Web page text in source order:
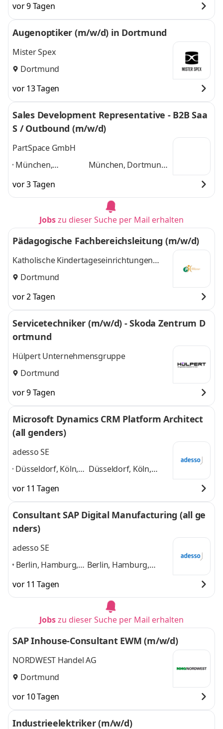
vor 9 Tagen
Augenoptiker (m/w/d) in Dortmund
Mister Spex
Dortmund
vor 13 Tagen
Sales Development Representative - B2B Saa
S / Outbound (m/w/d)
PartSpace GmbH
München,
Duisburg,
Düsseldorf, Köln,
Stuttgart,
Pforzheim,
Karlsruhe
München, Dortmund,
Tübingen, Stuttgart,
Pforzheim, Karlsruhe
und 8 weitere
vor 3 Tagen
Jobszu dieser Suche per Mail erhalten
Pädagogische Fachbereichsleitung (m/w/d)
Katholische Kindertageseinrichtungen
Ruhr-Mark gem. GmbH Hagen
Dortmund
vor 2 Tagen
Servicetechniker (m/w/d) - Skoda Zentrum D
ortmund
Hülpert Unternehmensgruppe
Dortmund
vor 9 Tagen
Microsoft Dynamics CRM Platform Architect
(all genders)
adesso SE
Düsseldorf, Köln,
Hamburg, Berlin
München,
Frankfurt,
Stuttgart, Leipzig,
Düsseldorf, Köln,
München, Frankfurt,
Stuttgart, Leipzig,
vor 11 Tagen
Consultant SAP Digital Manufacturing (all ge
nders)
adesso SE
Berlin, Hamburg,
Frankfurt,
Stuttgart, Leipzig,
Berlin, Hamburg,
Leipzig, Dortmund
und 6 weitere
vor 11 Tagen
Jobszu dieser Suche per Mail erhalten
SAP Inhouse-Consultant EWM (m/w/d)
NORDWEST Handel AG
Dortmund
vor 10 Tagen
Industrieelektriker (m/w/d)